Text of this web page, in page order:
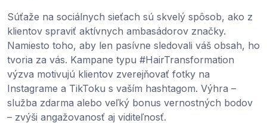
Súťaže na sociálnych sieťach sú skvelý spôsob, ako z
klientov spraviť aktívnych ambasádorov značky.
Namiesto toho, aby len pasívne sledovali váš obsah, ho
tvoria za vás. Kampane typu #HairTransformation
výzva motivujú klientov zverejňovať fotky na
Instagrame a TikToku s vaším hashtagom. Výhra –
služba zdarma alebo veľký bonus vernostných bodov
– zvýši angažovanosť aj viditeľnosť.